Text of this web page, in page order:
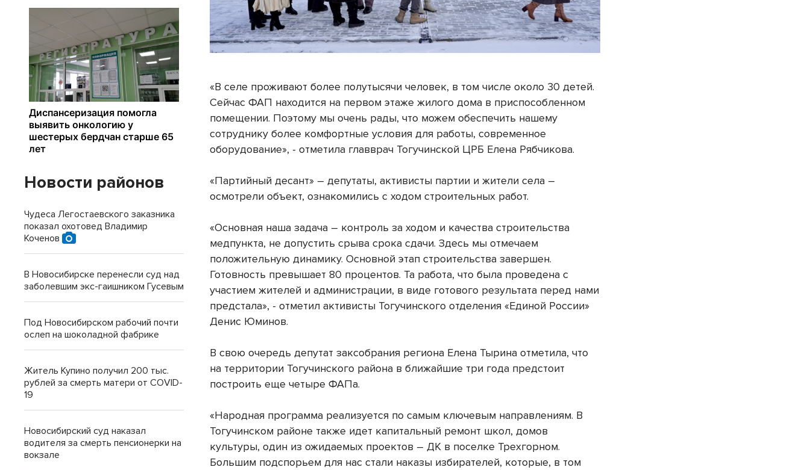
«В селе проживают более полутысячи человек, в том числе около 30 детей.
Сейчас ФАП находится на первом этаже жилого дома в приспособленном
помещении. Поэтому мы очень рады, что можем обеспечить нашему
сотруднику более комфортные условия для работы, современное
оборудование», - отметила главврач Тогучинской ЦРБ Елена Рябчикова.
«Партийный десант» – депутаты, активисты партии и жители села –
осмотрели объект, ознакомились с ходом строительных работ.
«Основная наша задача – контроль за ходом и качества строительства
медпункта, не допустить срыва срока сдачи. Здесь мы отмечаем
положительную динамику. Основной этап строительства завершен.
Готовность превышает 80 процентов. Та работа, что была проведена с
участием жителей и администрации, в виде готового результата перед нами
предстала», - отметил активисты Тогучинского отделения «Единой России»
Денис Юминов.
В свою очередь депутат заксобрания региона Елена Тырина отметила, что
на территории Тогучинского района в ближайшие три года предстоит
построить еще четыре ФАПа.
«Народная программа реализуется по самым ключевым направлениям. В
Тогучинском районе также идет капитальный ремонт школ, домов
культуры, один из ожидаемых проектов – ДК в поселке Трехгорном.
Большим подспорьем для нас стали наказы избирателей, которые, в том
Новости районов
Чудеса Легостаевского заказника
показал охотовед Владимир
Коченов
В Новосибирске перенесли суд над
заболевшим экс-гаишником Гусевым
Под Новосибирском рабочий почти
ослеп на шоколадной фабрике
Житель Купино получил 200 тыс.
рублей за смерть матери от COVID-
19
Новосибирский суд наказал
водителя за смерть пенсионерки на
вокзале